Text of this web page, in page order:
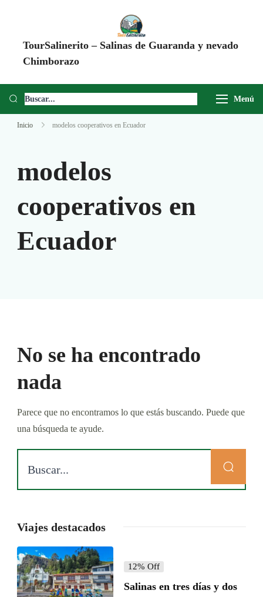
TourSalinerito – Salinas de Guaranda y nevado
Chimborazo
Chimborazo, Minas de Sal, Quesera El Salinerito, Chocolates El
Menú
Inicio modelos cooperativos en Ecuador
modelos
cooperativos en
Ecuador
No se ha encontrado
nada
Parece que no encontramos lo que estás buscando. Puede que
una búsqueda te ayude.
Viajes destacados
12% Off
Salinas en tres días y dos